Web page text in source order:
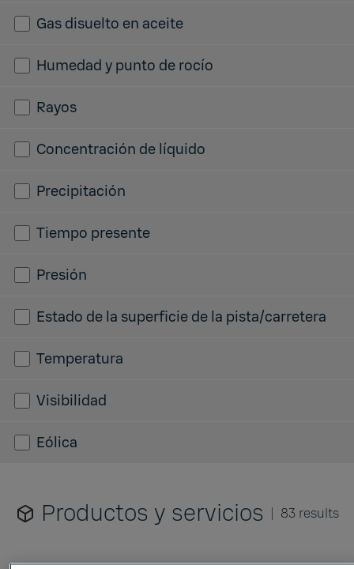
Gas disuelto en aceite
Humedad y punto de rocío
Rayos
Concentración de líquido
Precipitación
Tiempo presente
Presión
Estado de la superficie de la pista/carretera
Temperatura
Visibilidad
Eólica
Productos y servicios 83 results